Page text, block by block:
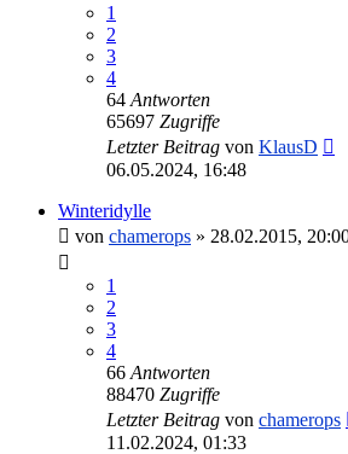
1
2
3
4
64 Antworten
65697 Zugriffe
Letzter Beitrag von KlausD
06.05.2024, 16:48
Winteridylle
von chamerops » 28.02.2015,
1
2
3
4
66 Antworten
88470 Zugriffe
Letzter Beitrag von chamerops
11.02.2024, 01:33